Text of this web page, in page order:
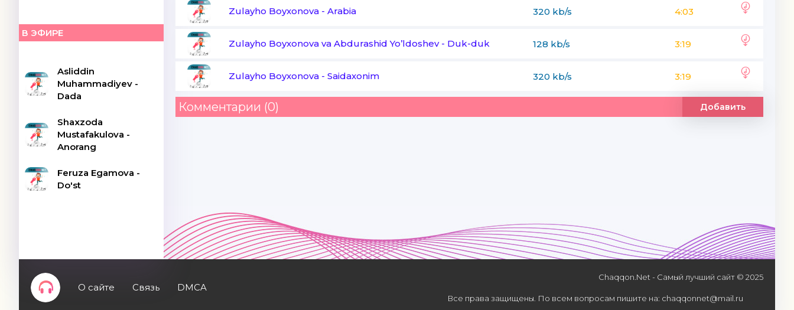
В ЭФИРЕ
Asliddin
Muhammadiyev -
Dada
Shaxzoda
Mustafakulova -
Anorang
Feruza Egamova -
Do'st
Sevdirib sevishni o'rgatding menga
Bizning ishqimiz
Muhabbat taftida
Zulayho Boyxonova - Arabia 320 kb/s 4:03
Zulayho Boyxonova va Abdurashid Yo’ldoshev- Duk-duk 128 kb/s 3:19
Zulayho Boyxonova - Saidaxonim 320 kb/s 3:19
Комментарии (0) Добавить
О сайте Связь DMCA
Chaqqon.Net - Самый лучший сайт © 2025
Все права защищены. По всем вопросам пишите на: chaqqonnet@mail.ru